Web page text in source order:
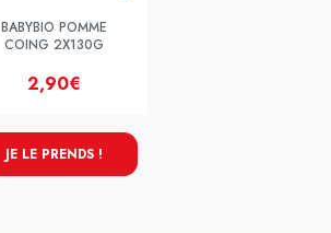
BABYBIO POMME
COING 2X130G
2,90€
JE LE PRENDS !